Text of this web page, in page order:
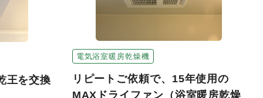
王を交換
電気浴室暖房乾燥機
リピートご依頼で、15年使用の
MAXドライファン（浴室暖房乾燥